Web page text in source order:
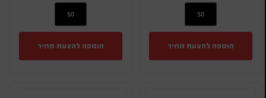
הוספה להצעת מחיר הוספה להצעת מחיר